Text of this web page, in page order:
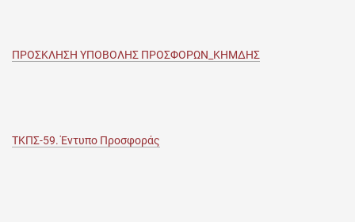
ΠΡΟΣΚΛΗΣΗ ΥΠΟΒΟΛΗΣ ΠΡΟΣΦΟΡΩΝ_ΚΗΜΔΗΣ
ΤΚΠΣ-59. Έντυπο Προσφοράς